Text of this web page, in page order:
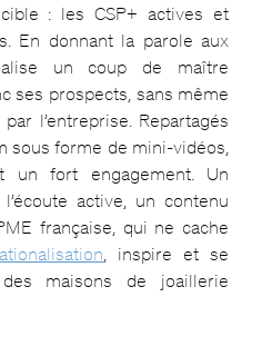
: les CSP+ actives et
En donnant la parole aux
un coup de maître
ses prospects, sans même
l’entreprise. Repartagés
sous forme de mini-vidéos,
un fort engagement. Un
active, un contenu
française, qui ne cache
, inspire et se
maisons de joaillerie